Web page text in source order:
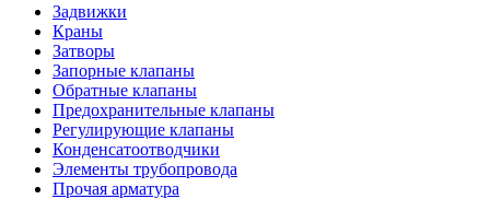
Задвижки
Краны
Затворы
Запорные клапаны
Обратные клапаны
Предохранительные клапаны
Регулирующие клапаны
Конденсатоотводчики
Элементы трубопровода
Прочая арматура